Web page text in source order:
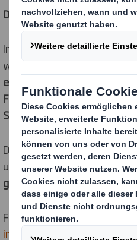
Die Abgabefrist endet am
In jedem Land, aus dem wir
wird ein Gewinnerdesign
erhalten ein Bastel- und
Führung für die ganze
Smith-Werk.*
Die Poster werden von
unddie Gewinner werden
gegeben.
Für weitere Einzelheiten